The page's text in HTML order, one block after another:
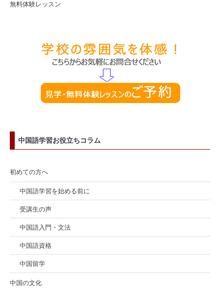
無料体験レッスン
中国語学習お役立ちコラム
初めての方へ
中国語学習を始める前に
受講生の声
中国語入門・文法
中国語資格
中国留学
中国の文化